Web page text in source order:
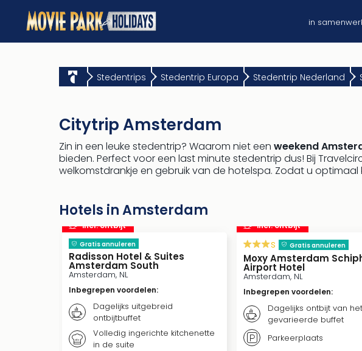
in
Stedentrips Stedentrip Europa Stedentrip Nederland
Citytrip Amsterdam
Zin in een leuke stedentrip? Waarom niet een weekend
bieden. Perfect voor een last minute stedentrip dus! Bij
welkomstdrankje en gebruik van de hotelspa. Zodat u
Hotels in Amsterdam
incl. ontbijt
Gratis annuleren
Radisson Hotel & Suites
Amsterdam South
Amsterdam, NL
Inbegrepen voordelen:
Dagelijks uitgebreid
ontbijtbuffet
Volledig ingerichte kitchenette
in de suite
incl. ontbijt
s Gratis annuleren
Moxy Amsterdam
Airport Hotel
Amsterdam, NL
Inbegrepen voordelen:
Dagelijks ontbijt van het
gevarieerde buffet
Parkeerplaats